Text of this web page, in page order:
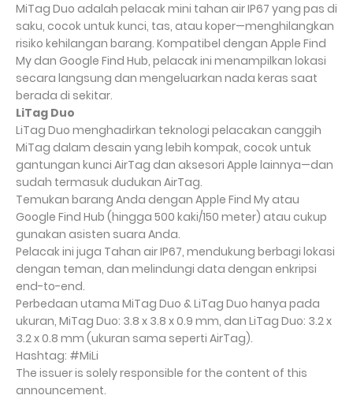
MiTag Duo adalah pelacak mini tahan air IP67 yang pas di
saku, cocok untuk kunci, tas, atau koper—menghilangkan
risiko kehilangan barang. Kompatibel dengan Apple Find
My dan Google Find Hub, pelacak ini menampilkan lokasi
secara langsung dan mengeluarkan nada keras saat
berada di sekitar.
LiTag Duo
LiTag Duo menghadirkan teknologi pelacakan canggih
MiTag dalam desain yang lebih kompak, cocok untuk
gantungan kunci AirTag dan aksesori Apple lainnya—dan
sudah termasuk dudukan AirTag.
Temukan barang Anda dengan Apple Find My atau
Google Find Hub (hingga 500 kaki/150 meter) atau cukup
gunakan asisten suara Anda.
Pelacak ini juga Tahan air IP67, mendukung berbagi lokasi
dengan teman, dan melindungi data dengan enkripsi
end-to-end.
Perbedaan utama MiTag Duo & LiTag Duo hanya pada
ukuran, MiTag Duo: 3.8 x 3.8 x 0.9 mm, dan LiTag Duo: 3.2 x
3.2 x 0.8 mm (ukuran sama seperti AirTag).
Hashtag: #MiLi
The issuer is solely responsible for the content of this
announcement.